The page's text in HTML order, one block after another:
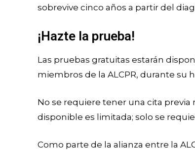
sobrevive cinco años a partir del
¡Hazte la prueba!
Las pruebas gratuitas estarán
miembros de la ALCPR, durante su
No se requiere tener una cita
disponible es limitada; solo se
Como parte de la alianza entre la